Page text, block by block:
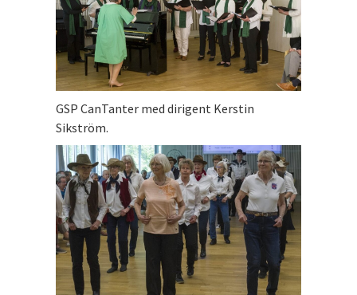
GSP CanTanter med dirigent Kerstin
Sikström.